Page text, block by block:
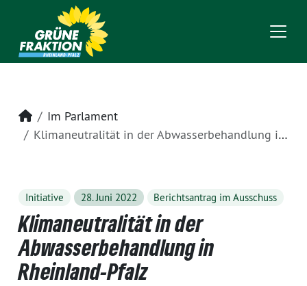
Startseite
Im Parlament
Klimaneutralität in der Abwasserbehandlung in Rheinland-Pfalz
Initiative 28. Juni 2022 Berichtsantrag im Ausschuss
Klimaneutralität in der
Abwasserbehandlung in
Rheinland-Pfalz